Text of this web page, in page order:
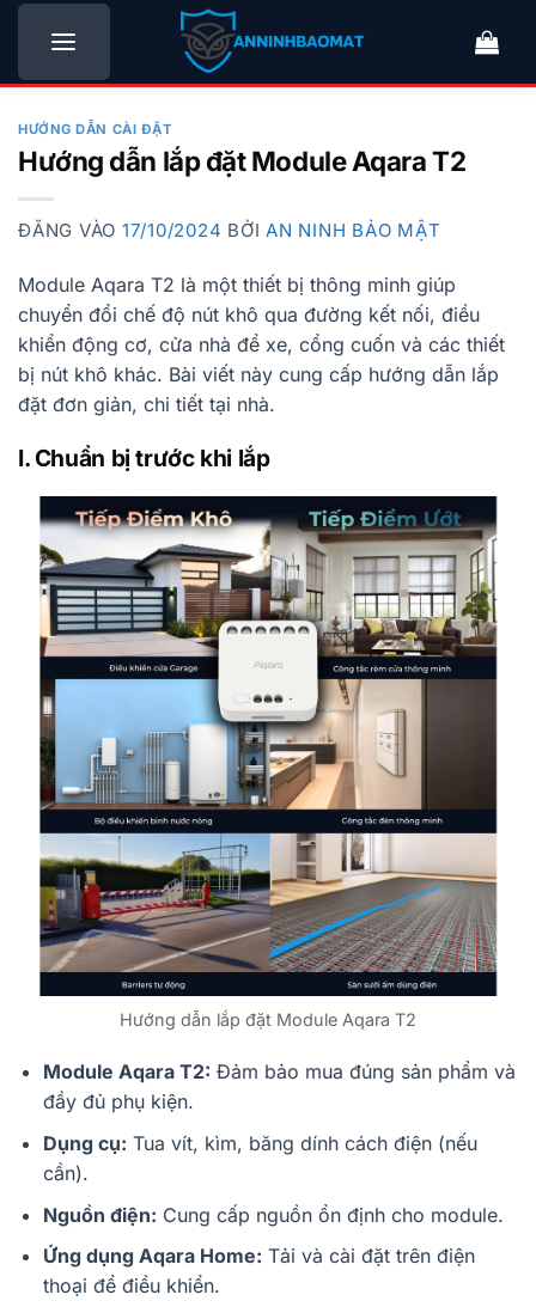
Bỏ
nội
HƯỚNG DẪN CÀI ĐẶT
Hướng dẫn lắp đặt Module Aqara T2
ĐĂNG VÀO 17/10/2024 BỞI AN NINH BẢO MẬT
Module Aqara T2 là một thiết bị thông minh giúp
chuyển đổi chế độ nút khô qua đường kết nối, điều
khiển động cơ, cửa nhà để xe, cổng cuốn và các thiết
bị nút khô khác. Bài viết này cung cấp hướng dẫn lắp
đặt đơn giản, chi tiết tại nhà.
I. Chuẩn bị trước khi lắp
Hướng dẫn lắp đặt Module Aqara T2
Module Aqara T2: Đảm bảo mua đúng sản phẩm và
đầy đủ phụ kiện.
Dụng cụ: Tua vít, kìm, băng dính cách điện (nếu
cần).
Nguồn điện: Cung cấp nguồn ổn định cho module.
Ứng dụng Aqara Home: Tải và cài đặt trên điện
thoại để điều khiển.